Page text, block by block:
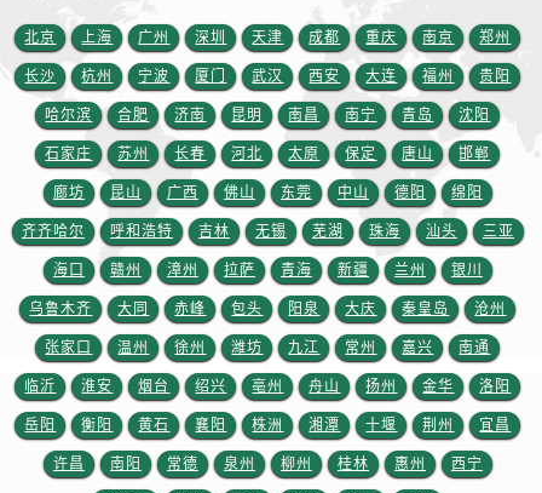
北京 上海 广州 深圳 天津 成都 重庆 南京 郑州
长沙 杭州 宁波 厦门 武汉 西安 大连 福州 贵阳
哈尔滨 合肥 济南 昆明 南昌 南宁 青岛 沈阳
石家庄 苏州 长春 河北 太原 保定 唐山 邯郸
廊坊 昆山 广西 佛山 东莞 中山 德阳 绵阳
齐齐哈尔 呼和浩特 吉林 无锡 芜湖 珠海 汕头 三亚
海口 赣州 漳州 拉萨 青海 新疆 兰州 银川
乌鲁木齐 大同 赤峰 包头 阳泉 大庆 秦皇岛 沧州
张家口 温州 徐州 潍坊 九江 常州 嘉兴 南通
临沂 淮安 烟台 绍兴 亳州 舟山 扬州 金华 洛阳
岳阳 衡阳 黄石 襄阳 株洲 湘潭 十堰 荆州 宜昌
许昌 南阳 常德 泉州 柳州 桂林 惠州 西宁